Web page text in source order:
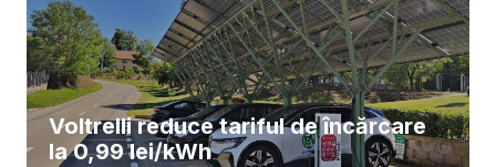
Voltrelli reduce tariful de încărcare
la 0,99 lei/kWh